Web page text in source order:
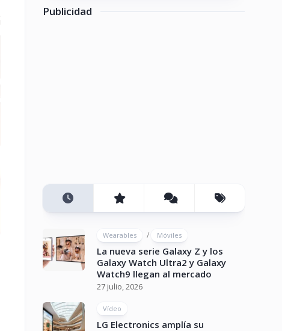
Publicidad
Wearables / Móviles
La nueva serie Galaxy Z y los
Galaxy Watch Ultra2 y Galaxy
Watch9 llegan al mercado
27 julio, 2026
Vídeo
LG Electronics amplía su